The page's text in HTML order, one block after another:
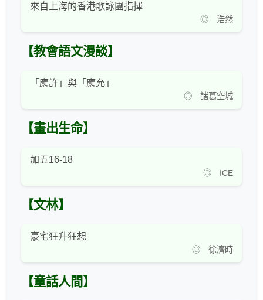
來自上海的香港歌詠團指揮
◎ 浩然
【教會語文漫談】
「應許」與「應允」
◎ 諸葛空城
【畫出生命】
加五16-18
◎ ICE
【文林】
豪宅狂升狂想
◎ 徐濟時
【童話人間】